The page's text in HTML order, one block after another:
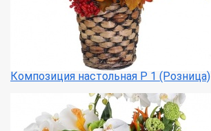
Композиция настольная Р 1 (Розница)